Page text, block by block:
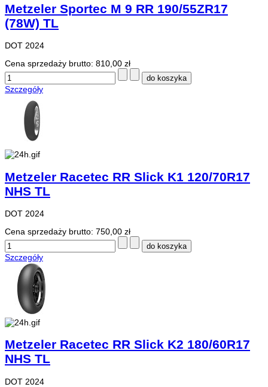
Metzeler Sportec M 9 RR 190/55ZR17
(78W) TL
DOT 2024
Cena sprzedaży brutto: 810,00 zł
Szczegóły
Metzeler Racetec RR Slick K1 120/70R17
NHS TL
DOT 2024
Cena sprzedaży brutto: 750,00 zł
Szczegóły
Metzeler Racetec RR Slick K2 180/60R17
NHS TL
DOT 2024